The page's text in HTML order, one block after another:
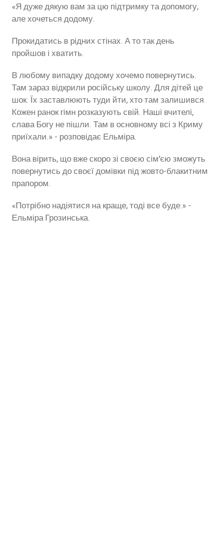
«Я дуже дякую вам за цю підтримку та допомогу,
але хочеться додому.
Прокидатись в рідних стінах. А то так день
пройшов і хватить.
В любому випадку додому хочемо повернутись.
Там зараз відкрили російську школу. Для дітей це
шок. Їх заставлюють туди йти, хто там залишився.
Кожен ранок гімн розказують свій. Наші вчителі,
слава Богу не пішли. Там в основному всі з Криму
приїхали.» - розповідає Ельміра.
Вона вірить, що вже скоро зі своєю сім'єю зможуть
повернутись до своєї домівки під жовто-блакитним
прапором.
«Потрібно надіятися на краще, тоді все буде.» -
Ельміра Грозинська.